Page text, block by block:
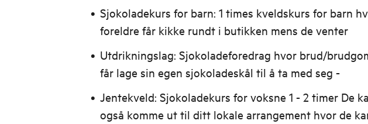
Sjokoladekurs for barn: 1 times kveldskurs for barn
foreldre får kikke rundt i butikken mens de venter
Utdrikningslag: Sjokoladeforedrag hvor brud/
får lage sin egen sjokoladeskål til å ta med seg -
Jentekveld: Sjokoladekurs for voksne 1 - 2 timer De
også komme ut til ditt lokale arrangement hvor de